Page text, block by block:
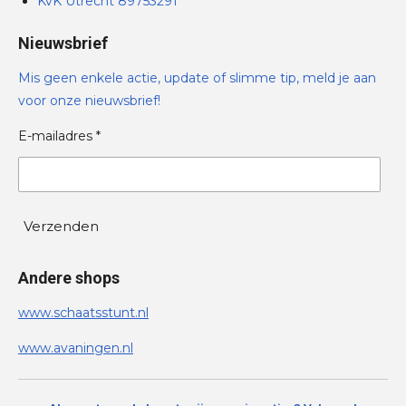
Nieuwsbrief
Mis geen enkele actie, update of slimme tip, meld je aan
voor onze nieuwsbrief!
E-mailadres *
Verzenden
Andere shops
www.schaatsstunt.nl
www.avaningen.nl